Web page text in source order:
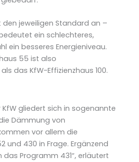
den jeweiligen Standard an –
ein schlechteres,
ein besseres Energieniveau.
55 ist also
das KfW-Effizienzhaus 100.
KfW gliedert sich in sogenannte
Dämmung von
vor allem die
und 430 in Frage. Ergänzend
Programm 431“, erläutert